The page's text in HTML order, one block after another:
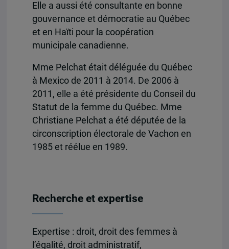
Elle a aussi été consultante en bonne
gouvernance et démocratie au Québec
et en Haïti pour la coopération
municipale canadienne.
Mme Pelchat était déléguée du Québec
à Mexico de 2011 à 2014. De 2006 à
2011, elle a été présidente du Conseil du
Statut de la femme du Québec. Mme
Christiane Pelchat a été députée de la
circonscription électorale de Vachon en
1985 et réélue en 1989.
Recherche et expertise
Expertise : droit, droit des femmes à
l’égalité, droit administratif,